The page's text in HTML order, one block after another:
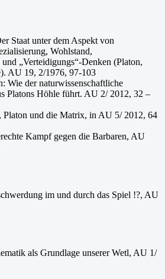
Staat unter dem Aspekt von
Wohlstand,
„Verteidigungs“-Denken (Platon,
AU 19, 2/1976, 97-103
Wie der naturwissenschaftliche
Platons Höhle führt. AU 2/ 2012, 32 –
Platon und die Matrix, in AU 5/ 2012, 64
Kampf gegen die Barbaren, AU
im und durch das Spiel !?, AU
als Grundlage unserer Wetl, AU 1/